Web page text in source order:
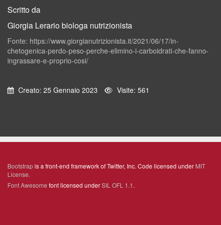
Scritto da
Giorgia Lerario biologa nutrizionista
Fonte: https://www.giorgianutrizionista.it/2021/06/17/in-
chetogenica-perdo-peso-perche-elimino-i-carboidrati-che-fanno-
ingrassare-e-proprio-cosi/
Creato: 25 Gennaio 2023 Visite: 561
Bootstrapis a front-end framework of Twitter, Inc. Code licensed under MIT
License.
Font Awesome font licensed underSIL OFL 1.1.